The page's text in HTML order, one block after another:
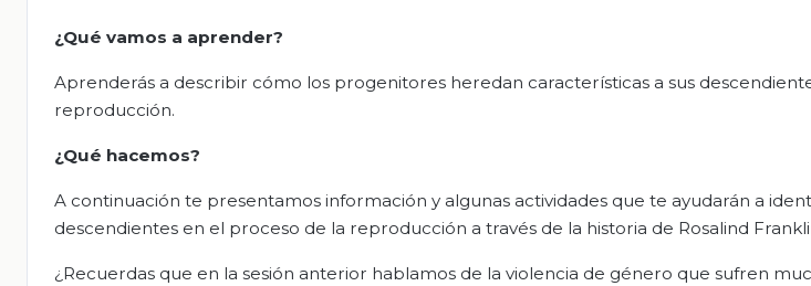
¿Qué vamos a aprender?
Aprenderás a describir cómo los progenitores heredan características a sus
reproducción.
¿Qué hacemos?
A continuación te presentamos información y algunas actividades que te ayudarán a
descendientes en el proceso de la reproducción a través de la historia de Rosalind
¿Recuerdas que en la sesión anterior hablamos de la violencia de género que sufren